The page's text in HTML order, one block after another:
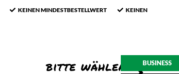
KEINEN MINDESTBESTELLWERT KEINEN
BUSINESS